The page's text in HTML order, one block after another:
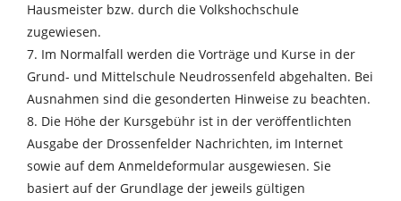
Hausmeister bzw. durch die Volkshochschule
zugewiesen.
7. Im Normalfall werden die Vorträge und Kurse in der
Grund- und Mittelschule Neudrossenfeld abgehalten. Bei
Ausnahmen sind die gesonderten Hinweise zu beachten.
8. Die Höhe der Kursgebühr ist in der veröffentlichten
Ausgabe der Drossenfelder Nachrichten, im Internet
sowie auf dem Anmeldeformular ausgewiesen. Sie
basiert auf der Grundlage der jeweils gültigen